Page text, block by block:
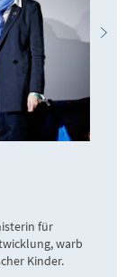
für
warb
Kinder.